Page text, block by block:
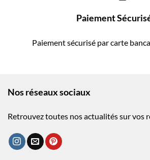
Paiement
Paiement sécurisé par carte
Nos réseaux sociaux
Retrouvez toutes nos actualités sur vos